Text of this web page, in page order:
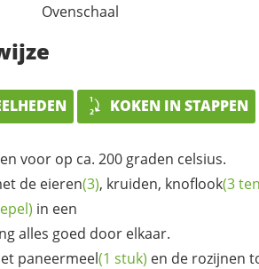
Ovenschaal
KOKEN IN STAPPEN
voor op ca. 200 graden celsius.
de eieren(3), kruiden, knoflook(3
in een
alles goed door elkaar.
paneermeel(1 stuk) en de rozijnen